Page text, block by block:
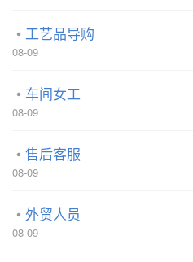
工艺品导购
08-09
车间女工
08-09
售后客服
08-09
外贸人员
08-09